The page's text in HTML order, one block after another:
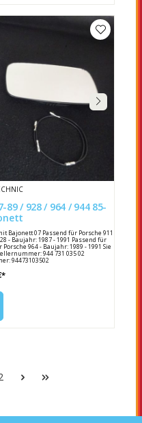
89 / 928 / 964 / 944 85-
Bajonett 07 Passend für Porsche 911
- Baujahr: 1987 - 1991 Passend für
964 - Baujahr: 1989 - 1991 Sie
944 731 035 02
94473103502